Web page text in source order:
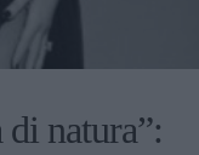
natura”: